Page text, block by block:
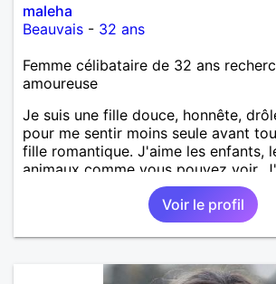
maleha
Beauvais - 32 ans
Femme célibataire de 32 ans
amoureuse
Je suis une fille douce, honnête,
pour me sentir moins seule avant
fille romantique. J'aime les enfants,
animaux comme vous pouvez voir.
promener dans la nature. J'ai vécu
dans ma vie. Mon rêve est avoir une
fonder une belle famille. J'aime lire
films, aller au restaurant, au cinéma,
Voir le profil